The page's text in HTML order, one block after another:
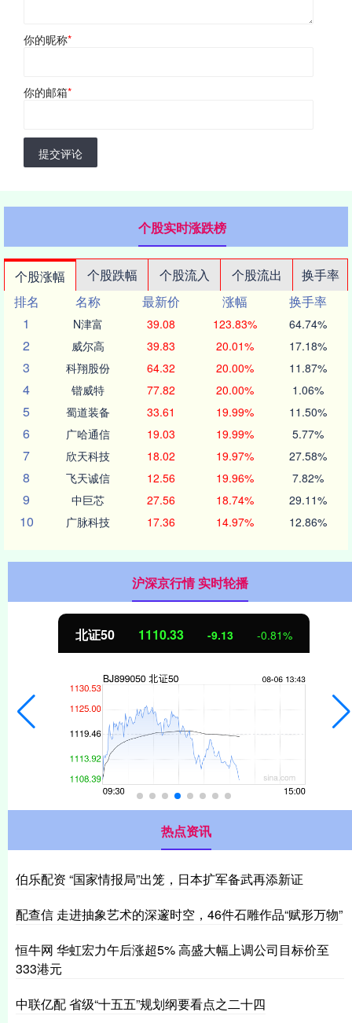
你的昵称*
你的邮箱*
提交评论
个股实时涨跌榜
个股涨幅 个股跌幅 个股流入 个股流出
换手率
排名
名称 最新价 涨幅
换手率
1
N津富 39.08 123.83% 64.74%
2 威尔高 39.83 20.01% 17.18%
3 科翔股份 64.32 20.00% 11.87%
4 锴威特 77.82 20.00% 1.06%
5 蜀道装备 33.61 19.99% 11.50%
6 广哈通信 19.03 19.99% 5.77%
7 欣天科技 18.02 19.97% 27.58%
8 飞天诚信 12.56 19.96% 7.82%
9 中巨芯 27.56 18.74% 29.11%
10 广脉科技 17.36 14.97% 12.86%
沪深京行情 实时轮播
北证50 1110.78 -8.68 -0.78%
热点资讯
伯乐配资 “国家情报局”出笼，日本扩军备武再添新证
配查信 走进抽象艺术的深邃时空，46件石雕作品“赋形万物”
恒牛网 华虹宏力午后涨超5% 高盛大幅上调公司目标价至
333港元
中联亿配 省级“十五五”规划纲要看点之二十四